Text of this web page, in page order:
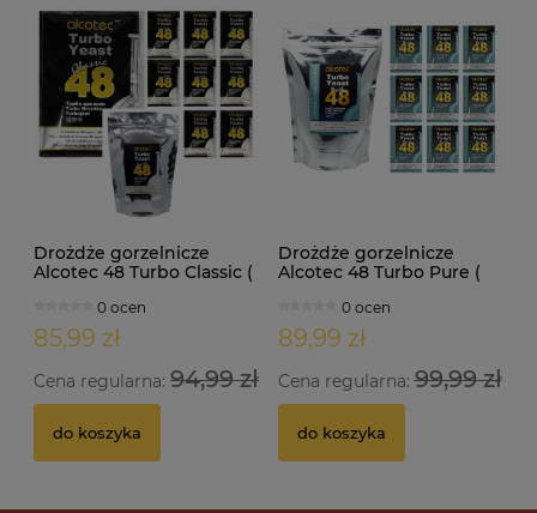
Drożdże gorzelnicze
Alcotec 48 Turbo Classic (
0 ocen
85,99 zł
Cena regularna: 94,99 zł
do koszyka
Drożdże gorzelnicze
Alcotec 48 Turbo Pure (
0 ocen
89,99 zł
Cena regularna:99,99 zł
do koszyka